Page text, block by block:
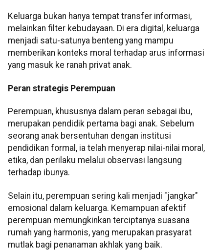
Keluarga bukan hanya tempat transfer informasi,
melainkan filter kebudayaan. Di era digital, keluarga
menjadi satu-satunya benteng yang mampu
memberikan konteks moral terhadap arus informasi
yang masuk ke ranah privat anak.
Peran strategis Perempuan
Perempuan, khususnya dalam peran sebagai ibu,
merupakan pendidik pertama bagi anak. Sebelum
seorang anak bersentuhan dengan institusi
pendidikan formal, ia telah menyerap nilai-nilai moral,
etika, dan perilaku melalui observasi langsung
terhadap ibunya.
Selain itu, perempuan sering kali menjadi "jangkar"
emosional dalam keluarga. Kemampuan afektif
perempuan memungkinkan terciptanya suasana
rumah yang harmonis, yang merupakan prasyarat
mutlak bagi penanaman akhlak yang baik.